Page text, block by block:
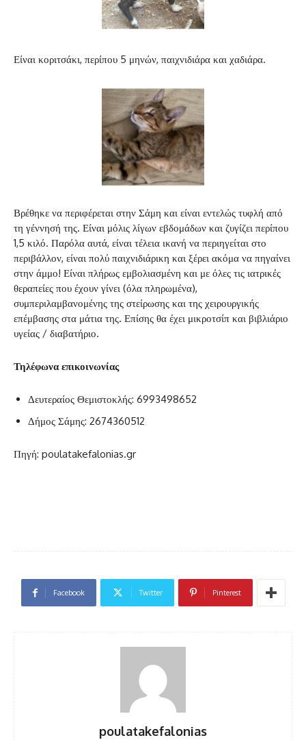
Είναι κοριτσάκι, περίπου 5 μηνών, παιχνιδιάρα και χαδιάρα.
Βρέθηκε να περιφέρεται στην Σάμη και είναι εντελώς τυφλή από
τη γέννησή της. Είναι μόλις λίγων εβδομάδων και ζυγίζει περίπου
1,5 κιλό. Παρόλα αυτά, είναι τέλεια ικανή να περιηγείται στο
περιβάλλον, είναι πολύ παιχνιδιάρικη και ξέρει ακόμα να πηγαίνει
στην άμμο! Είναι πλήρως εμβολιασμένη και με όλες τις ιατρικές
θεραπείες που έχουν γίνει (όλα πληρωμένα),
συμπεριλαμβανομένης της στείρωσης και της χειρουργικής
επέμβασης στα μάτια της. Επίσης θα έχει μικροτσίπ και βιβλιάριο
υγείας / διαβατήριο.
Τηλέφωνα επικοινωνίας
Δευτεραίος Θεμιστοκλής: 6993498652
Δήμος Σάμης: 2674360512
Πηγή: poulatakefalonias.gr
Facebook Twitter Pinterest
poulatakefalonias